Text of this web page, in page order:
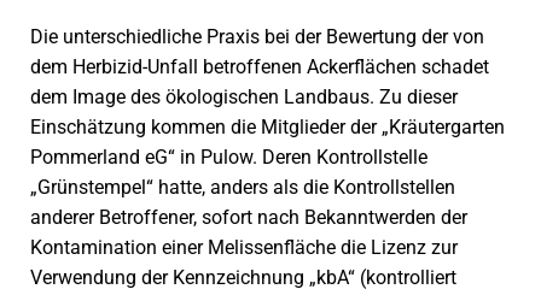
Die unterschiedliche Praxis bei der Bewertung der von
dem Herbizid-Unfall betroffenen Ackerflächen schadet
dem Image des ökologischen Landbaus. Zu dieser
Einschätzung kommen die Mitglieder der „Kräutergarten
Pommerland eG“ in Pulow. Deren Kontrollstelle
„Grünstempel“ hatte, anders als die Kontrollstellen
anderer Betroffener, sofort nach Bekanntwerden der
Kontamination einer Melissenfläche die Lizenz zur
Verwendung der Kennzeichnung „kbA“ (kontrolliert